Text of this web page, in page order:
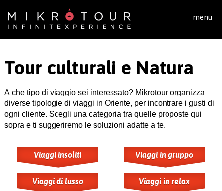
menu
Tour culturali e Natura
A che tipo di viaggio sei interessato? Mikrotour organizza
diverse tipologie di viaggi in Oriente, per incontrare i gusti di
ogni cliente. Scegli una categoria tra quelle proposte qui
sopra e ti suggeriremo le soluzioni adatte a te.
Viaggi insoliti Viaggi in gruppo
Viaggi di lusso Viaggi in relax